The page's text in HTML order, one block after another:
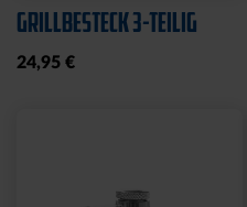
GRILLBESTECK 3-TEILIG
24,95 €